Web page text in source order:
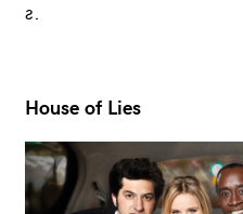
г.
House of Lies